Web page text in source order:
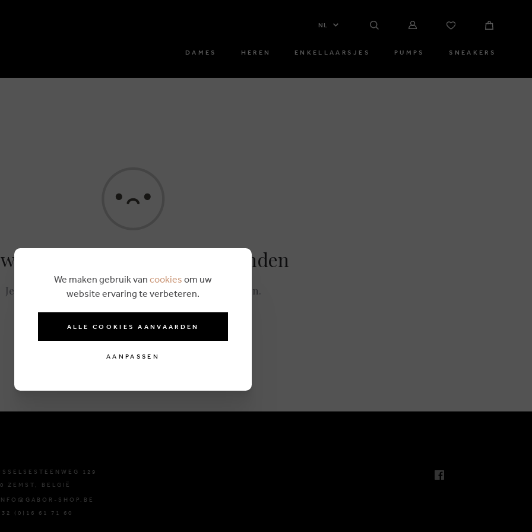
NL
DAMES HEREN ENKELLAARSJES PUMPS SNEAKERS
geen resultaten gevonden
Je kan steeds opnieuw zoeken of dewebshop bezoeken.
129
ZEMST, BELGIË
SHOP.BE
(0)16 61 71 60
We maken gebruik van cookies om uw
website ervaring te verbeteren.
ALLE COOKIES AANVAARDEN
AANPASSEN